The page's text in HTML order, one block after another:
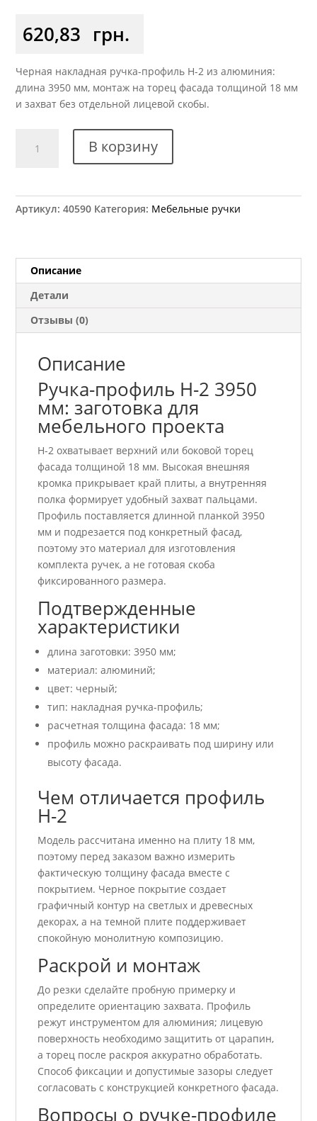
620,83 грн.
Черная накладная ручка-профиль H-2 из алюминия:
длина 3950 мм, монтаж на торец фасада толщиной 18 мм
и захват без отдельной лицевой скобы.
товара
H-
L-
3,95
черная
В корзину
Артикул:40590 Категория: Мебельные ручки
Описание
Детали
Отзывы (0)
Описание
Ручка-профиль H-2 3950
мм: заготовка для
мебельного проекта
H-2 охватывает верхний или боковой торец
фасада толщиной 18 мм. Высокая внешняя
кромка прикрывает край плиты, а внутренняя
полка формирует удобный захват пальцами.
Профиль поставляется длинной планкой 3950
мм и подрезается под конкретный фасад,
поэтому это материал для изготовления
комплекта ручек, а не готовая скоба
фиксированного размера.
Подтвержденные
характеристики
длина заготовки: 3950 мм;
материал: алюминий;
цвет: черный;
тип: накладная ручка-профиль;
расчетная толщина фасада: 18 мм;
профиль можно раскраивать под ширину или
высоту фасада.
Чем отличается профиль
H-2
Модель рассчитана именно на плиту 18 мм,
поэтому перед заказом важно измерить
фактическую толщину фасада вместе с
покрытием. Черное покрытие создает
графичный контур на светлых и древесных
декорах, а на темной плите поддерживает
спокойную монолитную композицию.
Раскрой и монтаж
До резки сделайте пробную примерку и
определите ориентацию захвата. Профиль
режут инструментом для алюминия; лицевую
поверхность необходимо защитить от царапин,
а торец после раскроя аккуратно обработать.
Способ фиксации и допустимые зазоры следует
согласовать с конструкцией конкретного фасада.
Вопросы о ручке-профиле